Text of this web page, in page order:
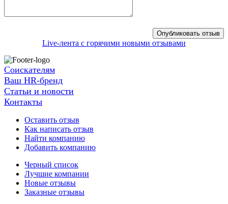
Live-лента с горячими новыми отзывами
Соискателям
Ваш HR-бренд
Статьи и новости
Контакты
Оставить отзыв
Как написать отзыв
Найти компанию
Добавить компанию
Черный список
Лучшие компании
Новые отзывы
Заказные отзывы